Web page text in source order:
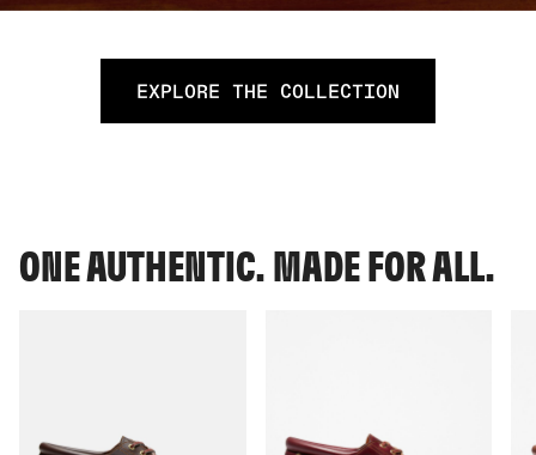
EXPLORE THE COLLECTION
ONE AUTHENTIC. MADE FOR ALL.